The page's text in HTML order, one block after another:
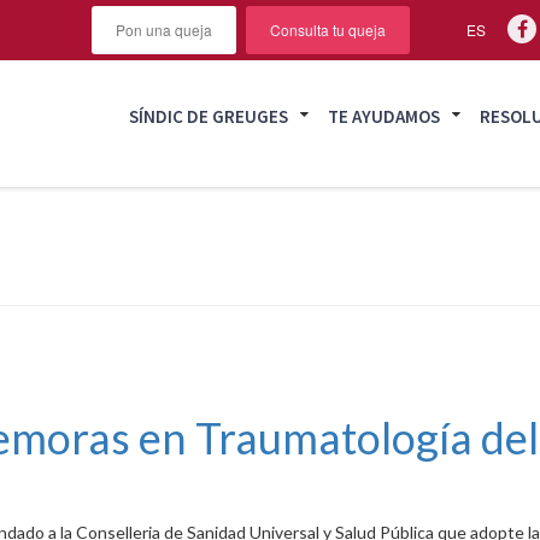
ES
Pon una queja Consulta tu queja
SÍNDIC DE GREUGES TE AYUDAMOS
en Traumatología
a la Conselleria de Sanidad Universal y Salud Pública que